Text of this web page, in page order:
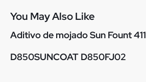
You May Also Like
Aditivo de mojado Sun Fount 411
D850SUNCOAT D850FJ02